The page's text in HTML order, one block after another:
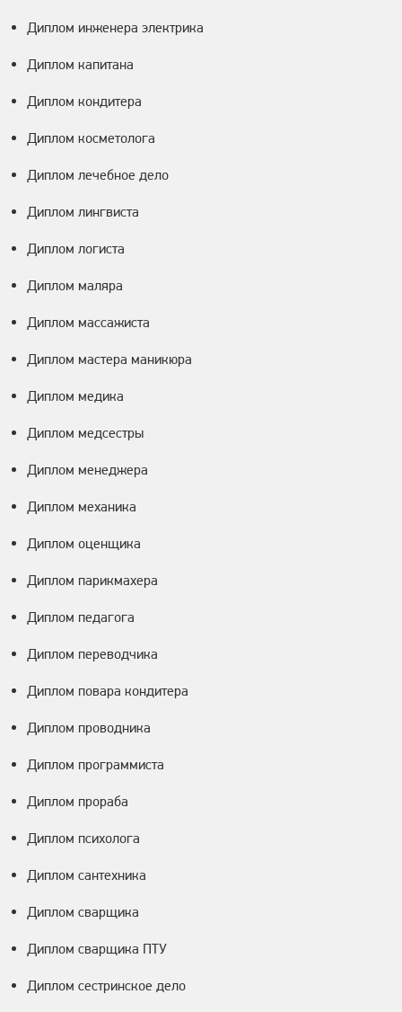
Диплом инженера электрика
Диплом капитана
Диплом кондитера
Диплом косметолога
Диплом лечебное дело
Диплом лингвиста
Диплом логиста
Диплом маляра
Диплом массажиста
Диплом мастера маникюра
Диплом медика
Диплом медсестры
Диплом менеджера
Диплом механика
Диплом оценщика
Диплом парикмахера
Диплом педагога
Диплом переводчика
Диплом повара кондитера
Диплом проводника
Диплом программиста
Диплом прораба
Диплом психолога
Диплом сантехника
Диплом сварщика
Диплом сварщика ПТУ
Диплом сестринское дело